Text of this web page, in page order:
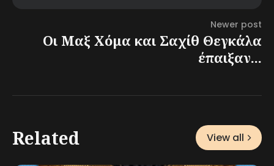
Newer post
Οι Μαξ Χόμα και Σαχίθ Θεγκάλα
έπαιξαν...
Related View all